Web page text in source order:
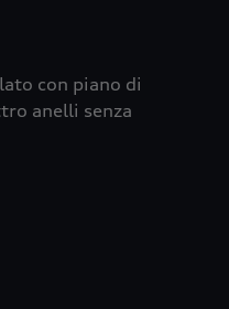
con piano di
anelli senza